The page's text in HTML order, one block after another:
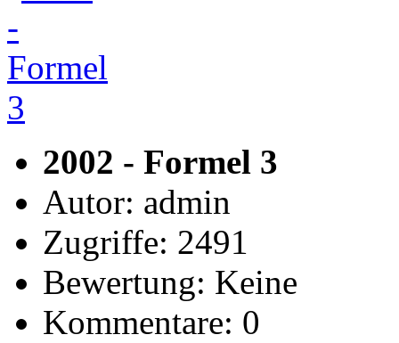
2002 - Formel 3
Autor: admin
Zugriffe: 2491
Bewertung: Keine
Kommentare: 0